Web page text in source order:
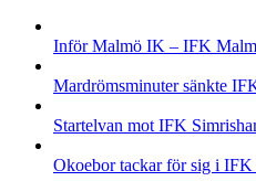
Inför Malmö IK – IFK
Mardrömsminuter sänkte
Startelvan mot IFK
Okoebor tackar för sig i